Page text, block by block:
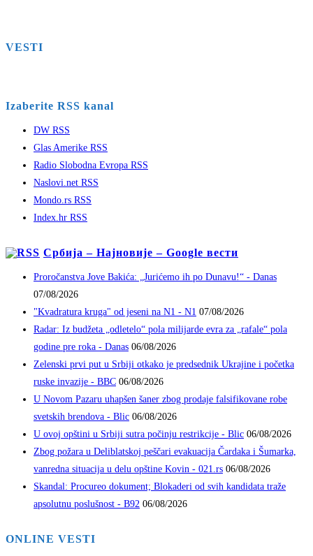
VESTI
Izaberite RSS kanal
DW RSS
Glas Amerike RSS
Radio Slobodna Evropa RSS
Naslovi.net RSS
Mondo.rs RSS
Index.hr RSS
Србија – Најновије – Google вести
Proročanstva Jove Bakića: „Jurićemo ih po Dunavu!“ - Danas
07/08/2026
"Kvadratura kruga" od jeseni na N1 - N1 07/08/2026
Radar: Iz budžeta „odletelo“ pola milijarde evra za „rafale“ pola
godine pre roka - Danas 06/08/2026
Zelenski prvi put u Srbiji otkako je predsednik Ukrajine i početka
ruske invazije - BBC 06/08/2026
U Novom Pazaru uhapšen šaner zbog prodaje falsifikovane robe
svetskih brendova - Blic 06/08/2026
U ovoj opštini u Srbiji sutra počinju restrikcije - Blic 06/08/2026
Zbog požara u Deliblatskoj peščari evakuacija Čardaka i Šumarka,
vanredna situacija u delu opštine Kovin - 021.rs 06/08/2026
Skandal: Procureo dokument; Blokaderi od svih kandidata traže
apsolutnu poslušnost - B92 06/08/2026
ONLINE VESTI